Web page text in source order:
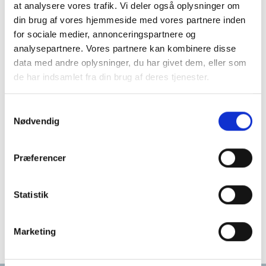
at analysere vores trafik. Vi deler også oplysninger om
din brug af vores hjemmeside med vores partnere inden
for sociale medier, annonceringspartnere og
analysepartnere. Vores partnere kan kombinere disse
data med andre oplysninger, du har givet dem, eller som
de har indsamlet fra din brug af deres tjenester.
Nødvendig
Præferencer
Statistik
Marketing
Historie